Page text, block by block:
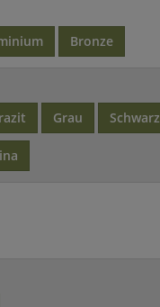
Bronze
Grau Schwarz